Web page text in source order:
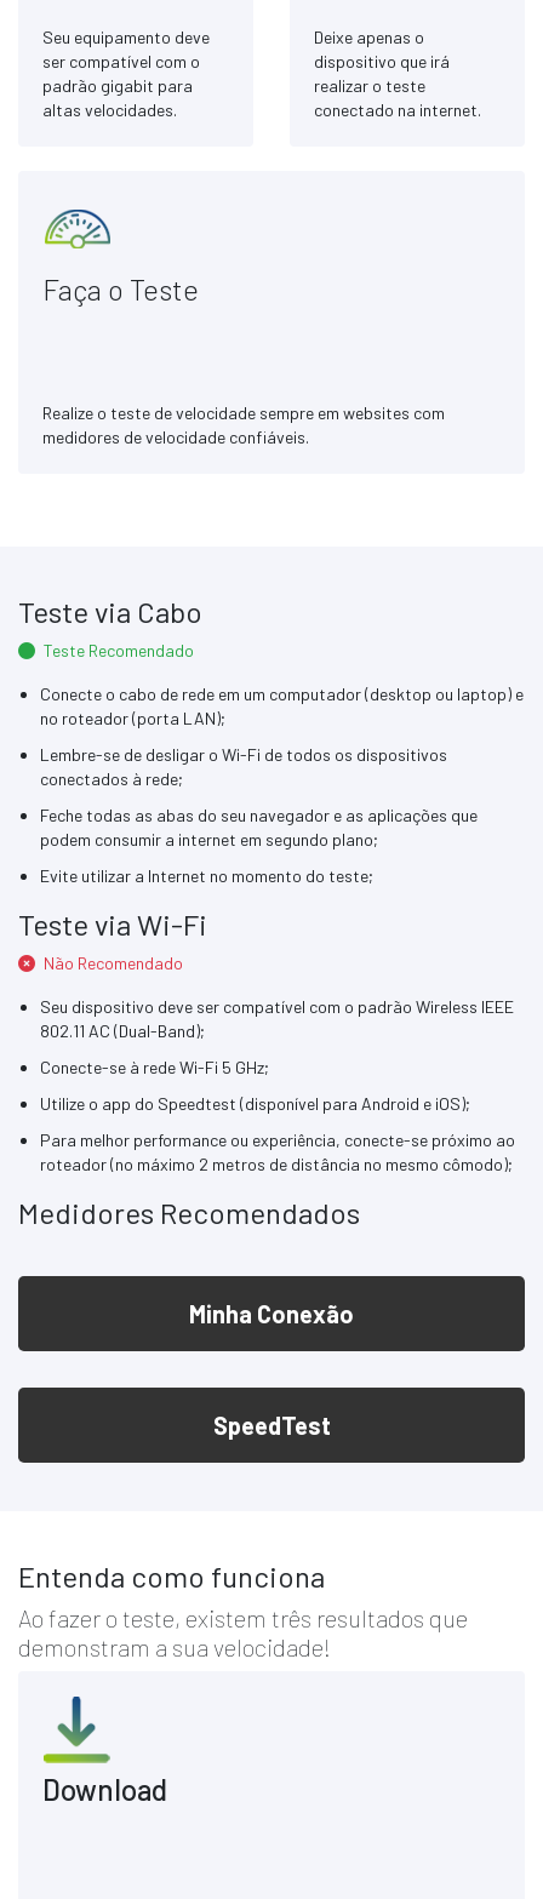
Seu equipamento deve
ser compatível com o
padrão gigabit para
altas velocidades.
Deixe apenas o
dispositivo que irá
realizar o teste
conectado na internet.
Faça o Teste
Realize o teste de velocidade sempre em websites com
medidores de velocidade confiáveis.
Teste via Cabo
Teste Recomendado
Conecte o cabo de rede em um computador (desktop ou laptop) e
no roteador (porta LAN);
Lembre-se de desligar o Wi-Fi de todos os dispositivos
conectados à rede;
Feche todas as abas do seu navegador e as aplicações que
podem consumir a internet em segundo plano;
Evite utilizar a Internet no momento do teste;
Teste via Wi-Fi
Não Recomendado
Seu dispositivo deve ser compatível com o padrão Wireless IEEE
802.11 AC (Dual-Band);
Conecte-se à rede Wi-Fi 5 GHz;
Utilize o app do Speedtest (disponível para Android e iOS);
Para melhor performance ou experiência, conecte-se próximo ao
roteador (no máximo 2 metros de distância no mesmo cômodo);
Medidores Recomendados
Minha Conexão
SpeedTest
Entenda como funciona
Ao fazer o teste, existem três resultados que
demonstram a sua velocidade!
Download